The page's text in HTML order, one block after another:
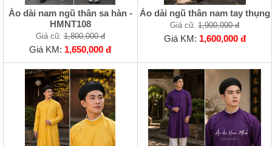
Áo dài nam ngũ thân sa hàn -
HMNT108
Giá cũ:1,800,000 đ
Giá KM: 1,650,000 đ
Áo dài ngũ thân nam tay thụng
Giá cũ:1,900,000 đ
Giá KM: 1,600,000 đ